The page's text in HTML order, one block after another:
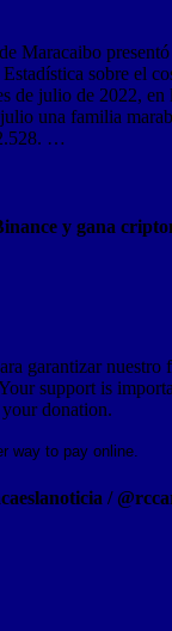
Maracaibo
sobre el
de julio de 2022, en
una familia
…
y gana
garantizar nuestro
support is
donation.
/